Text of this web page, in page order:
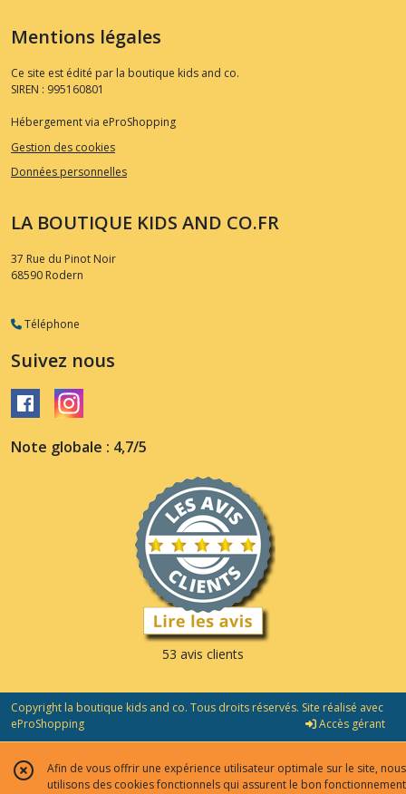
Mentions légales
Ce site est édité par la boutique kids and co.
SIREN : 995160801
Hébergement via eProShopping
Gestion des cookies
Données personnelles
LA BOUTIQUE KIDS AND CO.FR
37 Rue du Pinot Noir
68590 Rodern
Téléphone
Suivez nous
Note globale : 4,7/5
53 avis clients
Copyright la boutique kids and co. Tous droits réservés. Site réalisé avec
eProShopping
Accès gérant
Afin de vous offrir une expérience utilisateur optimale sur le site, nous
utilisons des cookies fonctionnels qui assurent le bon fonctionnement